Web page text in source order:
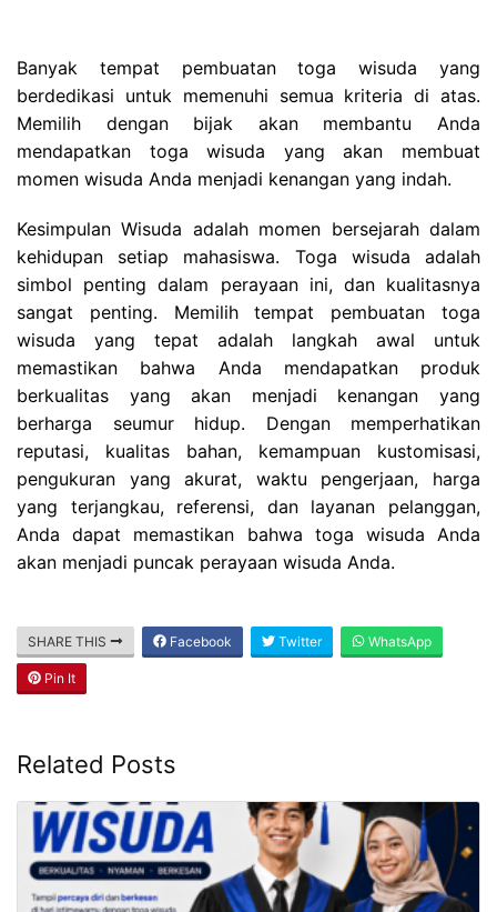
Banyak tempat pembuatan toga wisuda yang
berdedikasi untuk memenuhi semua kriteria di atas.
Memilih dengan bijak akan membantu Anda
mendapatkan toga wisuda yang akan membuat
momen wisuda Anda menjadi kenangan yang indah.
Kesimpulan Wisuda adalah momen bersejarah dalam
kehidupan setiap mahasiswa. Toga wisuda adalah
simbol penting dalam perayaan ini, dan kualitasnya
sangat penting. Memilih tempat pembuatan toga
wisuda yang tepat adalah langkah awal untuk
memastikan bahwa Anda mendapatkan produk
berkualitas yang akan menjadi kenangan yang
berharga seumur hidup. Dengan memperhatikan
reputasi, kualitas bahan, kemampuan kustomisasi,
pengukuran yang akurat, waktu pengerjaan, harga
yang terjangkau, referensi, dan layanan pelanggan,
Anda dapat memastikan bahwa toga wisuda Anda
akan menjadi puncak perayaan wisuda Anda.
SHARE THIS Facebook Twitter WhatsApp
Pin It
Related Posts